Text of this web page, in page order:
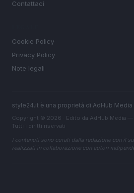
Contattaci
Cookie Policy
Privacy Policy
Note legali
style24.it è una proprietà di AdHub Media
Copyright © 2026 · Edito da AdHub Media —
Tutti i diritti riservati
I contenuti sono curati dalla redazione con il
realizzati in collaborazione con autori